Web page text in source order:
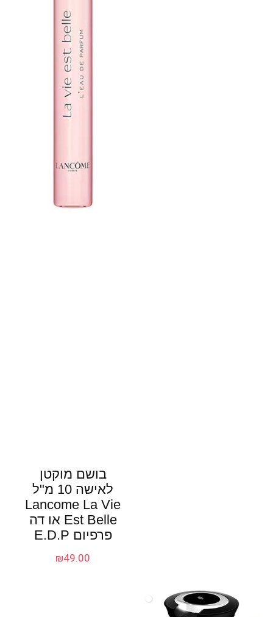
בושם מוקטן
לאישה 10 מ"ל
Lancome La Vie
Est Belle או דה
פרפיום‏ E.D.P
₪49.00